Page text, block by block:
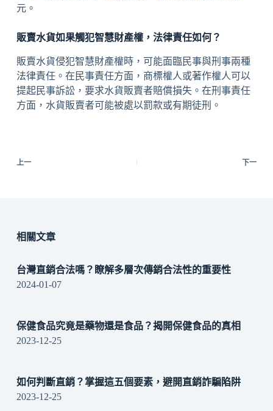
元。
販賣水貨如果觸犯智慧財產權，法律責任如何？
販賣水貨侵犯智慧財產權時，可能面臨民事與刑事兩種
法律責任。在民事責任方面，商標權人或著作權人可以
提起民事訴訟，要求水貨販賣者賠償損失。在刑事責任
方面，水貨販賣者可能被處以罰款或有期徒刑。
上一 下一
相關文章
台灣直銷合法嗎？瞭解多層次傳銷合法性的重要性
2024-01-07
保健食品究竟是藥物還是食品？揭開保健食品的真相
2023-12-25
如何判斷直銷？掌握這五個要素，避開直銷詐騙陷阱
2023-12-25